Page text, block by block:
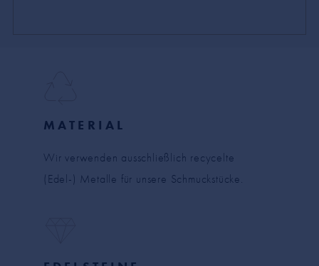
MATERIAL
Wir verwenden ausschließlich recycelte
(Edel-) Metalle für unsere Schmuckstücke.